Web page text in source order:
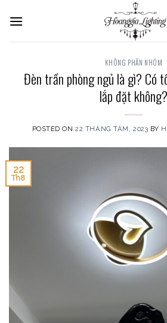
KHÔNG PHÂN NHÓM
Đèn trần phòng ngủ là gì? Có
lắp đặt không?
POSTED ON22 THÁNG TÁM, 2023 BY
22
Th8